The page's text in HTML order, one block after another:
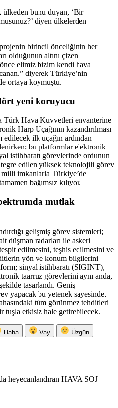
bunu duyan, ‘Bir
diyen ülkelerden
birincil önceliğinin her
olduğunun altını çizen
elimiz bizim kendi hava
diyerek Türkiye’nin
ortaya koymuştu.
yeni koruyucu
Türk Hava Kuvvetleri envanterine
Harp Uçağının kazandırılması
edilecek ilk uçağın ardından
bu platformlar elektronik
istihbaratı görevlerinde ordunun
edilen yüksek teknolojili görev
milli imkanlarla Türkiye’de
bağımsız kılıyor.
mutlak
gelişmiş görev sistemleri;
düşman radarları ile askeri
tespit edilmesini, teşhis edilmesini ve
yön ve konum bilgilerini
sinyal istihbaratı (SIGINT),
taarruz görevlerini aynı anda,
tasarlandı. Geniş
yapacak bu yetenek sayesinde,
tüm görünmez tehditleri
tuşla etkisiz hale getirebilecek.
Haha Vay Üzgün
heyecanlandıran HAVA SOJ